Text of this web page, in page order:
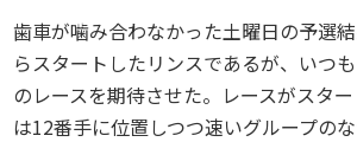
歯車が噛み合わなかった土曜日の予選
らスタートしたリンスであるが、いつ
のレースを期待させた。レースがスタ
は12番手に位置しつつ速いグループの